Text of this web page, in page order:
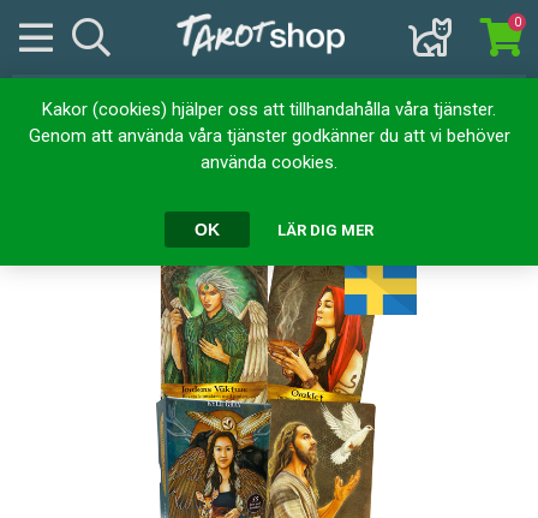
Kakor (cookies) hjälper oss att tillhandahålla våra tjänster.
Genom att använda våra tjänster godkänner du att vi behöver
använda cookies.
OK LÄR DIG MER
0
Kortlekar Orakelkort Änglar och Förfäder Orakelkort
Änglar och Förfäder Orakelkort